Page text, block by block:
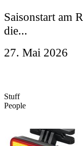
Saisonstart am
die...
27. Mai 2026
Stuff
People